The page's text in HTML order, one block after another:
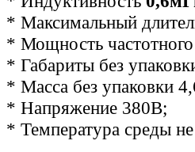
* Максимальный
* Мощность частотного
* Габариты без
* Масса без упаковки
* Напряжение 380В;
* Температура среды